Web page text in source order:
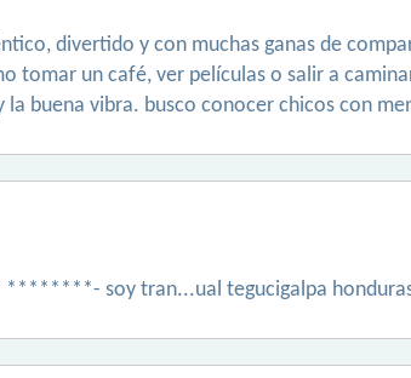
divertido y con muchas ganas de
tomar un café, ver películas o salir a
buena vibra. busco conocer chicos con
********- soy tran...ual tegucigalpa